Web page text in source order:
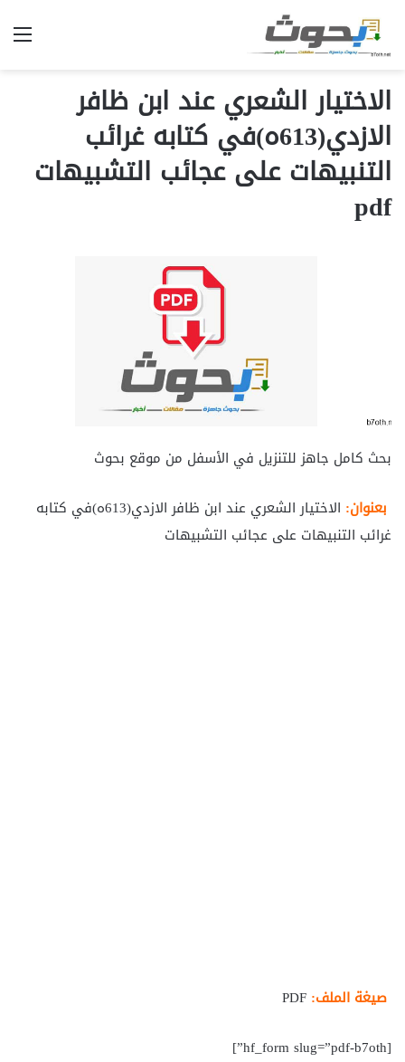
الاختيار الشعري عند ابن ظافر
الازدي(613ه)في كتابه غرائب
التنبيهات على عجائب التشبيهات
pdf
بحث كامل جاهز للتنزيل في الأسفل من موقع بحوث
بعنوان:
الاختيار الشعري عند ابن ظافر الازدي(613ه)في كتابه
غرائب التنبيهات على عجائب التشبيهات
صيغة الملف:
[hf_form slug=”pdf-b7oth”]